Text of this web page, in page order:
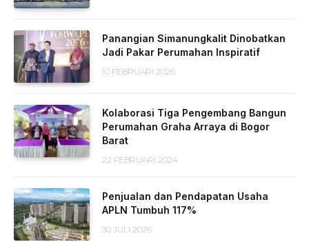
Panangian Simanungkalit Dinobatkan
Jadi Pakar Perumahan Inspiratif
10 FEBRUARI 2026
Kolaborasi Tiga Pengembang Bangun
Perumahan Graha Arraya di Bogor
Barat
22 FEBRUARI 2024
Penjualan dan Pendapatan Usaha
APLN Tumbuh 117%
30 JULI 2026